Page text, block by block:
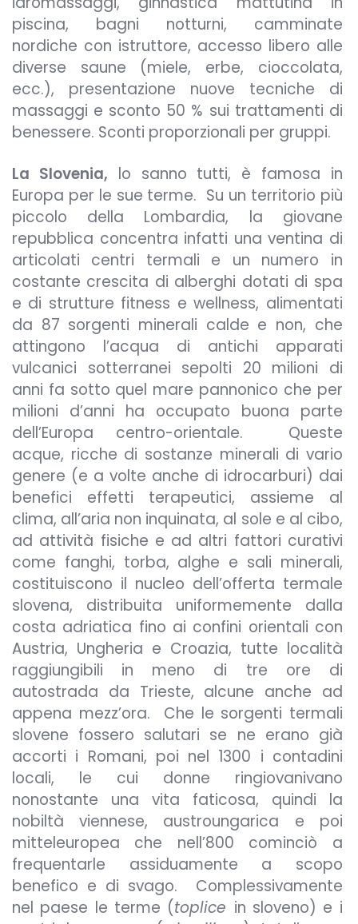
piscina, bagni notturni, camminate
nordiche con istruttore, accesso libero alle
diverse saune (miele, erbe, cioccolata,
ecc.), presentazione nuove tecniche di
massaggi e sconto 50 % sui trattamenti di
benessere. Sconti proporzionali per gruppi.
La Slovenia, lo sanno tutti, è famosa in
Europa per le sue terme. Su un territorio più
piccolo della Lombardia, la giovane
repubblica concentra infatti una ventina di
articolati centri termali e un numero in
costante crescita di alberghi dotati di spa
e di strutture fitness e wellness, alimentati
da 87 sorgenti minerali calde e non, che
attingono l’acqua di antichi apparati
vulcanici sotterranei sepolti 20 milioni di
anni fa sotto quel mare pannonico che per
milioni d’anni ha occupato buona parte
dell’Europa centro-orientale. Queste
acque, ricche di sostanze minerali di vario
genere (e a volte anche di idrocarburi) dai
benefici effetti terapeutici, assieme al
clima, all’aria non inquinata, al sole e al cibo,
ad attività fisiche e ad altri fattori curativi
come fanghi, torba, alghe e sali minerali,
costituiscono il nucleo dell’offerta termale
slovena, distribuita uniformemente dalla
costa adriatica fino ai confini orientali con
Austria, Ungheria e Croazia, tutte località
raggiungibili in meno di tre ore di
autostrada da Trieste, alcune anche ad
appena mezz’ora. Che le sorgenti termali
slovene fossero salutari se ne erano già
accorti i Romani, poi nel 1300 i contadini
locali, le cui donne ringiovanivano
nonostante una vita faticosa, quindi la
nobiltà viennese, austroungarica e poi
mitteleuropea che nell’800 cominciò a
frequentarle assiduamente a scopo
benefico e di svago. Complessivamente
nel paese le terme (toplice in sloveno) e i